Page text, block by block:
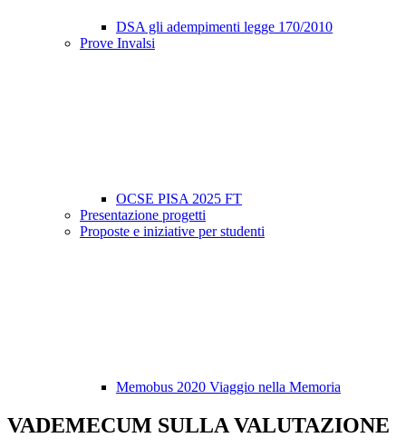
DSA gli adempimenti legge 170/2010
Prove Invalsi
OCSE PISA 2025 FT
Presentazione progetti
Proposte e iniziative per studenti
Memobus 2020 Viaggio nella Memoria
VADEMECUM SULLA VALUTAZIONE